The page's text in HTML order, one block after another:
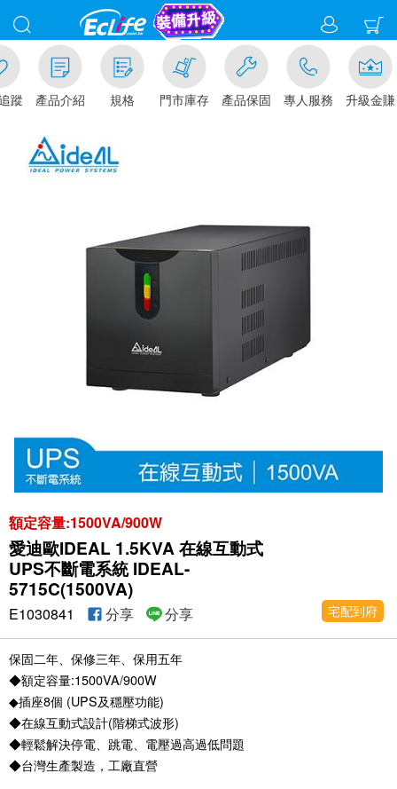
蹤 產品介紹 規格 門市庫存 產品保固 專人服務 升級金賺
額定容量:1500VA/900W
愛迪歐IDEAL 1.5KVA 在線互動式
UPS不斷電系統 IDEAL-
5715C(1500VA)
宅配到府
E1030841 分享 分享
保固二年、保修三年、保用五年
◆額定容量:1500VA/900W
◆插座8個 (UPS及穩壓功能)
◆在線互動式設計(階梯式波形)
◆輕鬆解決停電、跳電、電壓過高過低問題
◆台灣生產製造，工廠直營